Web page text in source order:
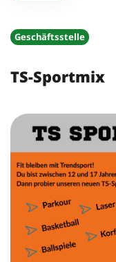
Geschäftsstelle
TS-Sportmix